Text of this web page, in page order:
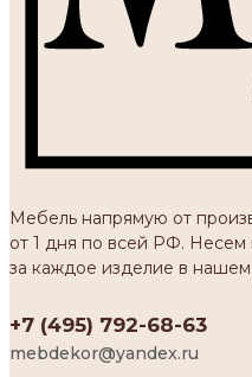
Мебель напрямую от
от 1 дня по всей РФ. Несем
за каждое изделие в нашем
+7 (495) 792-68-63
mebdekor@yandex.ru